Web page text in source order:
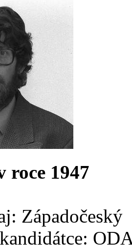
roce 1947
Západočeský